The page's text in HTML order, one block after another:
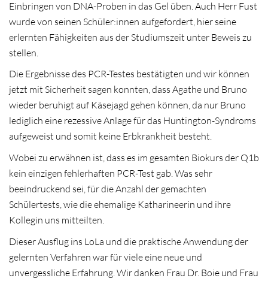
Einbringen von DNA-Proben in das Gel üben. Auch Herr Fust
wurde von seinen Schüler:innen aufgefordert, hier seine
erlernten Fähigkeiten aus der Studiumszeit unter Beweis zu
stellen.
Die Ergebnisse des PCR-Testes bestätigten und wir können
jetzt mit Sicherheit sagen konnten, dass Agathe und Bruno
wieder beruhigt auf Käsejagd gehen können, da nur Bruno
lediglich eine rezessive Anlage für das Huntington-Syndroms
aufgeweist und somit keine Erbkrankheit besteht.
Wobei zu erwähnen ist, dass es im gesamten Biokurs der Q1b
kein einzigen fehlerhaften PCR-Test gab. Was sehr
beeindruckend sei, für die Anzahl der gemachten
Schülertests, wie die ehemalige Katharineerin und ihre
Kollegin uns mitteilten.
Dieser Ausflug ins LoLa und die praktische Anwendung der
gelernten Verfahren war für viele eine neue und
unvergessliche Erfahrung. Wir danken Frau Dr. Boie und Frau